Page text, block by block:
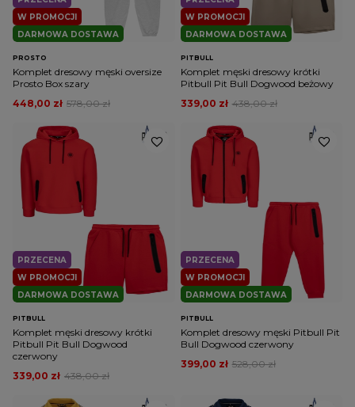
W PROMOCJI
DARMOWA DOSTAWA
PROSTO
Komplet dresowy męski oversize
Prosto Box szary
578,00 zł
448,00 zł
W PROMOCJI
DARMOWA DOSTAWA
PITBULL
Komplet męski dresowy krótki
Pitbull Pit Bull Dogwood beżowy
438,00 zł
339,00 zł
W PROMOCJI
PRZECENA
DARMOWA DOSTAWA
PITBULL
Komplet męski dresowy krótki
Pitbull Pit Bull Dogwood
czerwony
438,00 zł
339,00 zł
W PROMOCJI
PRZECENA
DARMOWA DOSTAWA
PITBULL
Komplet dresowy męski Pitbull Pit
Bull Dogwood czerwony
528,00 zł
399,00 zł